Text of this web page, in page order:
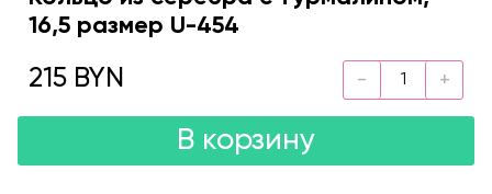
16,5 размер U-454
215 BYN
В корзину